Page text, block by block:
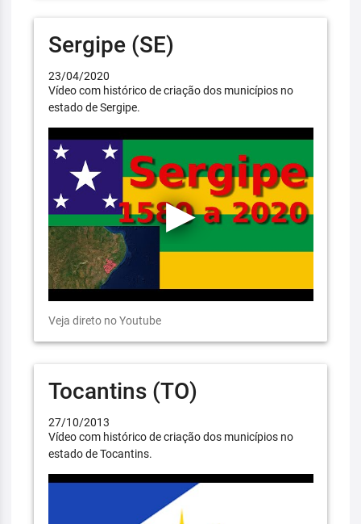
Sergipe (SE)
23/04/2020
Vídeo com histórico de criação dos municípios no
estado de Sergipe.
Veja direto no Youtube
Tocantins (TO)
27/10/2013
Vídeo com histórico de criação dos municípios no
estado de Tocantins.